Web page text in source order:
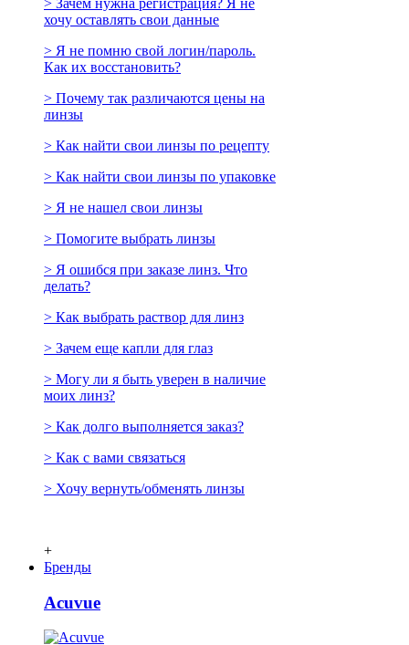
хочу оставлять свои данные
> Я не помню свой логин/пароль.
Как их восстановить?
> Почему так различаются цены на
линзы
> Как найти свои линзы по рецепту
> Как найти свои линзы по упаковке
> Я не нашел свои линзы
> Помогите выбрать линзы
> Я ошибся при заказе линз. Что
делать?
> Как выбрать раствор для линз
> Зачем еще капли для глаз
> Могу ли я быть уверен в наличие
моих линз?
> Как долго выполняется заказ?
> Как с вами связаться
> Хочу вернуть/обменять линзы
+
Бренды
Acuvue